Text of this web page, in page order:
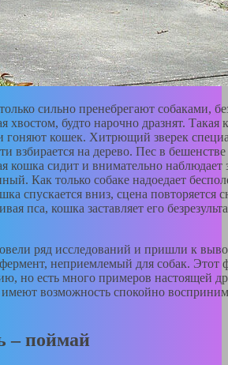
сильно пренебрегают собаками,
хвостом, будто нарочно дразнят. Такая
гоняют кошек. Хитрющий зверек
взбирается на дерево. Пес в
кошка сидит и внимательно
Как только собаке надоедает
спускается вниз, сцена повторяется
пса, кошка заставляет его
ряд исследований и пришли к
неприемлемый для собак. Этот
но есть много примеров настоящей
имеют возможность спокойно
– поймай